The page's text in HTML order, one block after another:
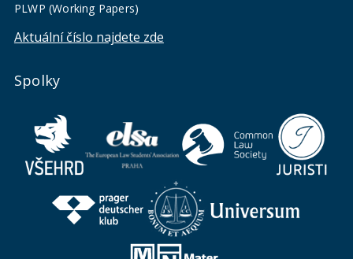
PLWP (Working Papers)
Aktuální číslo najdete zde
Spolky